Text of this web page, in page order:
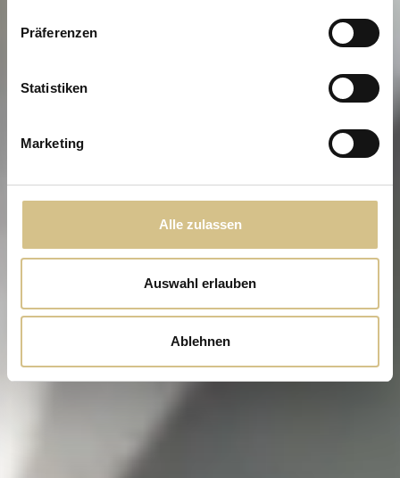
Präferenzen
Statistiken
Marketing
Alle zulassen
Auswahl erlauben
Ablehnen